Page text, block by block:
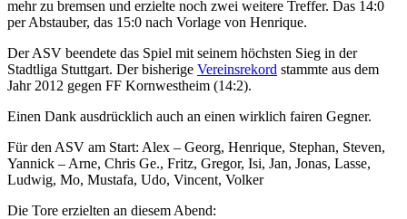
mehr zu bremsen und erzielte noch zwei weitere Treffer. Das 14:0
per Abstauber, das 15:0 nach Vorlage von Henrique.
Der ASV beendete das Spiel mit seinem höchsten Sieg in der
Stadtliga Stuttgart. Der bisherige Vereinsrekord stammte aus dem
Jahr 2012 gegen FF Kornwestheim (14:2).
Einen Dank ausdrücklich auch an einen wirklich fairen Gegner.
Für den ASV am Start: Alex – Georg, Henrique, Stephan, Steven,
Yannick – Arne, Chris Ge., Fritz, Gregor, Isi, Jan, Jonas, Lasse,
Ludwig, Mo, Mustafa, Udo, Vincent, Volker
Die Tore erzielten an diesem Abend: